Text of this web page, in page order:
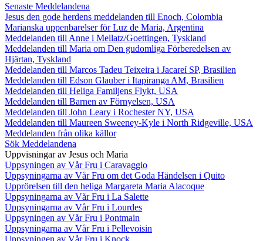
Senaste Meddelandena
Jesus den gode herdens meddelanden till Enoch, Colombia
Marianska uppenbarelser för Luz de Maria, Argentina
Meddelanden till Anne i Mellatz/Goettingen, Tyskland
Meddelanden till Maria om Den gudomliga Förberedelsen av
Hjärtan, Tyskland
Meddelanden till Marcos Tadeu Teixeira i Jacareí SP, Brasilien
Meddelanden till Edson Glauber i Itapiranga AM, Brasilien
Meddelanden till Heliga Familjens Flykt, USA
Meddelanden till Barnen av Förnyelsen, USA
Meddelanden till John Leary i Rochester NY, USA
Meddelanden till Maureen Sweeney-Kyle i North Ridgeville, USA
Meddelanden från olika källor
Sök Meddelandena
Uppvisningar av Jesus och Maria
Uppsyningen av Vår Fru i Caravaggio
Uppsyningarna av Vår Fru om det Goda Händelsen i Quito
Upprörelsen till den heliga Margareta Maria Alacoque
Uppsyningarna av Vår Fru i La Salette
Uppsyningarna av Vår Fru i Lourdes
Uppsyningen av Vår Fru i Pontmain
Uppsyningarna av Vår Fru i Pellevoisin
Uppsyningen av Vår Fru i Knock